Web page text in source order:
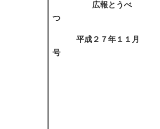
広報とうべ
つ
平成２７年１１月
号